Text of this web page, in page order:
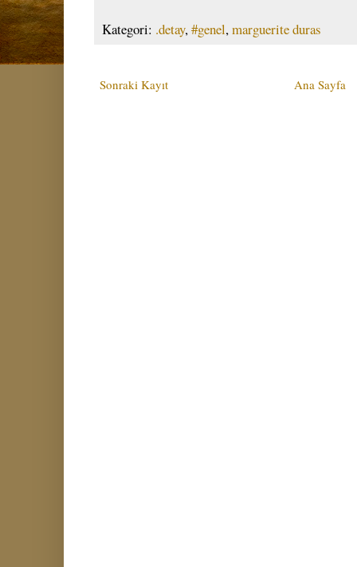
Kategori: .detay,#genel,marguerite duras
Sonraki Kayıt Ana Sayfa